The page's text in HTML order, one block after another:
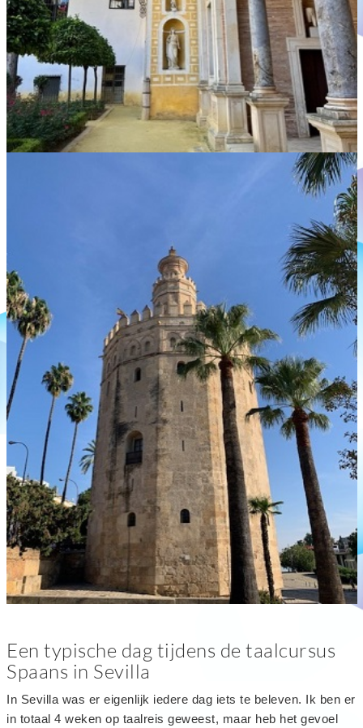
Een typische dag tijdens de taalcursus
Spaans in Sevilla
In Sevilla was er eigenlijk iedere dag iets te beleven. Ik ben er
in totaal 4 weken op taalreis geweest, maar heb het gevoel